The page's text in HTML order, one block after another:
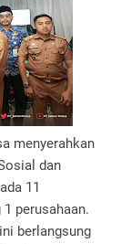
menyerahkan
dan
11
perusahaan.
berlangsung